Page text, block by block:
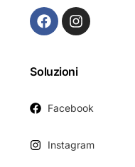
Soluzioni
Facebook
Instagram